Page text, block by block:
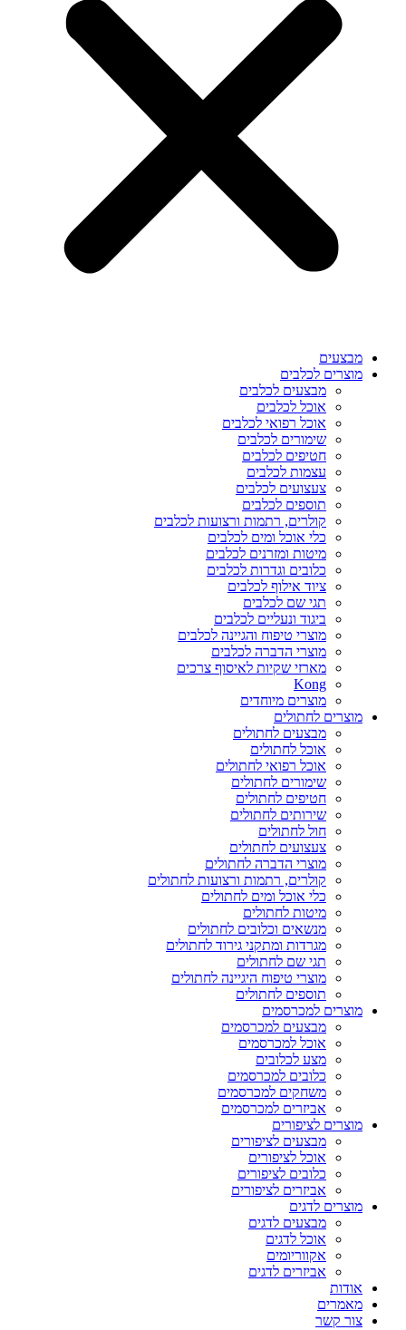
מבצעים
מוצרים לכלבים
מבצעים לכלבים
אוכל לכלבים
אוכל רפואי לכלבים
שימורים לכלבים
חטיפים לכלבים
עצמות לכלבים
צעצועים לכלבים
תוספים לכלבים
קולרים, רתמות ורצועות לכלבים
כלי אוכל ומים לכלבים
מיטות ומזרנים לכלבים
כלובים וגדרות לכלבים
ציוד אילוף לכלבים
תגי שם לכלבים
ביגוד ונעליים לכלבים
מוצרי טיפוח והגיינה לכלבים
מוצרי הדברה לכלבים
מארזי שקיות לאיסוף צרכים
Kong
מוצרים מיוחדים
מוצרים לחתולים
מבצעים לחתולים
אוכל לחתולים
אוכל רפואי לחתולים
שימורים לחתולים
חטיפים לחתולים
שירותים לחתולים
חול לחתולים
צעצועים לחתולים
מוצרי הדברה לחתולים
קולרים, רתמות ורצועות לחתולים
כלי אוכל ומים לחתולים
מיטות לחתולים
מנשאים וכלובים לחתולים
מגרדות ומתקני גירוד לחתולים
תגי שם לחתולים
מוצרי טיפוח היגיינה לחתולים
תוספים לחתולים
מוצרים למכרסמים
מבצעים למכרסמים
אוכל למכרסמים
מצע לכלובים
כלובים למכרסמים
משחקים למכרסמים
אביזרים למכרסמים
מוצרים לציפורים
מבצעים לציפורים
אוכל לציפורים
כלובים לציפורים
אביזרים לציפורים
מוצרים לדגים
מבצעים לדגים
אוכל לדגים
אקווריומים
אביזרים לדגים
אודות
מאמרים
צור קשר